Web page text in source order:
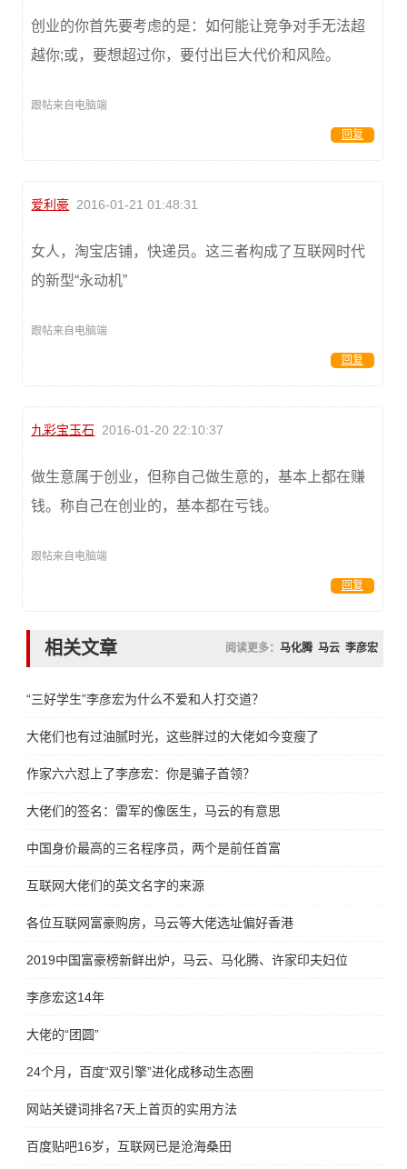
创业的你首先要考虑的是：如何能让竞争对手无法超
越你;或，要想超过你，要付出巨大代价和风险。
跟帖来自电脑端
回复
爱利豪 2016-01-21 01:48:31
女人，淘宝店铺，快递员。这三者构成了互联网时代
的新型“永动机”
跟帖来自电脑端
回复
九彩宝玉石 2016-01-20 22:10:37
做生意属于创业，但称自己做生意的，基本上都在赚
钱。称自己在创业的，基本都在亏钱。
跟帖来自电脑端
回复
相关文章 阅读更多： 马化腾 马云 李彦宏
“三好学生”李彦宏为什么不爱和人打交道？
大佬们也有过油腻时光，这些胖过的大佬如今变瘦了
作家六六怼上了李彦宏：你是骗子首领？
大佬们的签名：雷军的像医生，马云的有意思
中国身价最高的三名程序员，两个是前任首富
互联网大佬们的英文名字的来源
各位互联网富豪购房，马云等大佬选址偏好香港
2019中国富豪榜新鲜出炉，马云、马化腾、许家印夫妇位列前三
李彦宏这14年
大佬的“团圆”
24个月，百度“双引擎”进化成移动生态圈
网站关键词排名7天上首页的实用方法
百度贴吧16岁，互联网已是沧海桑田